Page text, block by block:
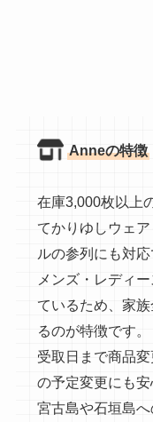
Anneの特徴
在庫3,000枚以上
てかりゆしウェ
ルの参列にも対応
メンズ・レディ
ているため、家
るのが特徴です。
受取日まで商品
の予定変更にも安
宮古島や石垣島